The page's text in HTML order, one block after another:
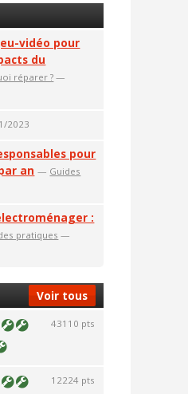
vidéo pour
du
réparer ?—
2023
pour
an — Guides
:
pratiques —
Voir tous
43110 pts
12224 pts